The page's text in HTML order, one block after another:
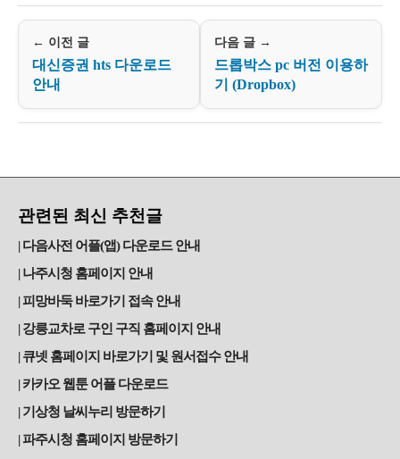
← 이전 글
대신증권 hts 다운로드
안내
다음 글 →
드롭박스 pc 버전 이용하
기 (Dropbox)
관련된 최신 추천글
다음사전 어플(앱) 다운로드 안내
나주시청 홈페이지 안내
피망바둑 바로가기 접속 안내
강릉교차로 구인 구직 홈페이지 안내
큐넷 홈페이지 바로가기 및 원서접수 안내
카카오 웹툰 어플 다운로드
기상청 날씨누리 방문하기
파주시청 홈페이지 방문하기